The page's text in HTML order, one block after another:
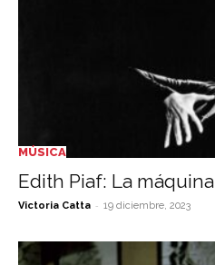
MÚSICA
Edith Piaf: La
Victoria Catta - 19 diciembre, 2023